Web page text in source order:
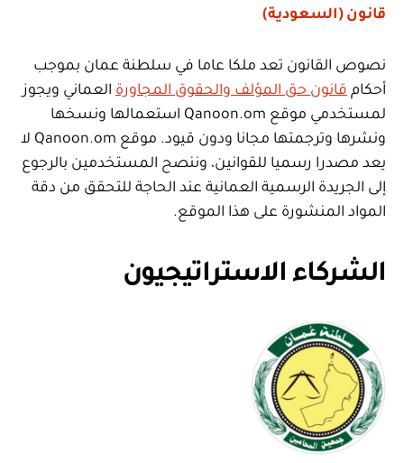
قانون (السعودية)
نصوص القانون تعد ملكا عاما في سلطنة عمان بموجب
أحكام قانون حق المؤلف والحقوق المجاورة العماني ويجوز
لمستخدمي موقع Qanoon.om استعمالها ونسخها
ونشرها وترجمتها مجانا ودون قيود. موقع Qanoon.om لا
يعد مصدرا رسميا للقوانين، وننصح المستخدمين بالرجوع
إلى الجريدة الرسمية العمانية عند الحاجة للتحقق من دقة
المواد المنشورة على هذا الموقع.
الشركاء الاستراتيجيون